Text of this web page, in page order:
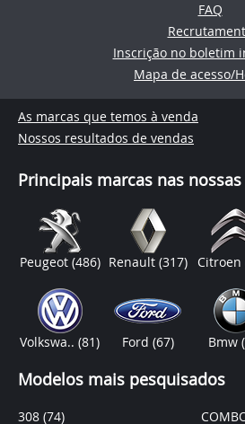
FAQ
Inscrição no boletim
Mapa de acesso/
As marcas que temos à venda
Nossos resultados de vendas
Principais marcas nas
Peugeot (486) Renault (317) Citroen
Volkswa..(81) Ford (67) Bmw
Modelos mais pesquisados
308 (74)